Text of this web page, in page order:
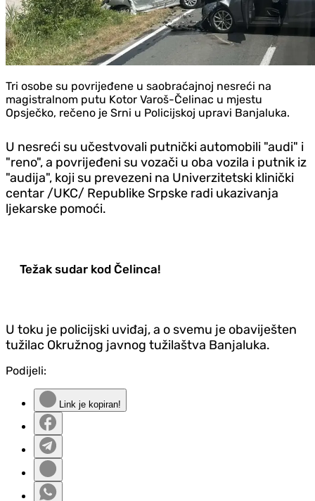
Tri osobe su povrijeđene u saobraćajnoj nesreći na
magistralnom putu Kotor Varoš-Čelinac u mjestu
Opsječko, rečeno je Srni u Policijskoj upravi Banjaluka.
U nesreći su učestvovali putnički automobili "audi" i
"reno", a povrijeđeni su vozači u oba vozila i putnik iz
"audija", koji su prevezeni na Univerzitetski klinički
centar /UKC/ Republike Srpske radi ukazivanja
ljekarske pomoći.
Težak sudar kod Čelinca!
U toku je policijski uviđaj, a o svemu je obaviješten
tužilac Okružnog javnog tužilaštva Banjaluka.
Podijeli:
Link je kopiran!